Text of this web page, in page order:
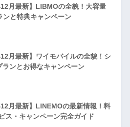
12月最新】LIBMOの全貌！大容量
ンと特典キャンペーン
12月最新】ワイモバイルの全貌！シ
ランとお得なキャンペーン
12月最新】LINEMOの最新情報！料
ス・キャンペーン完全ガイド